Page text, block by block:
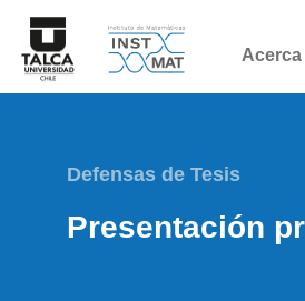
Acerca
Defensas de Tesis
Presentación